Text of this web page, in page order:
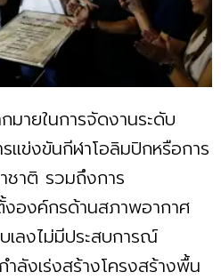
ายในการจัดงานระดับ
แข่งขันกีฬาโอลิมปิกหรือการ
ชาติ รวมถึงการ
องค์กรด้านสภาพอากาศ
เลงไม่มีประสบการณ์
ลังเร่งสร้างโครงสร้างพื้น